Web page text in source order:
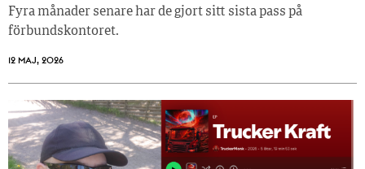
Fyra månader senare har de gjort sitt sista pass på
förbundskontoret.
12 MAJ, 2026